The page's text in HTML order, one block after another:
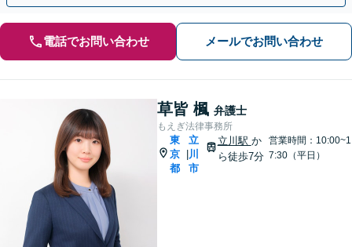
電話でお問い合わせ メールでお問い合わせ
草皆 楓 弁護士
もえぎ法律事務所
東
京
都
立
川
市
立川駅 か
ら徒歩7分
営業時間：10:00~1
7:30（平日）